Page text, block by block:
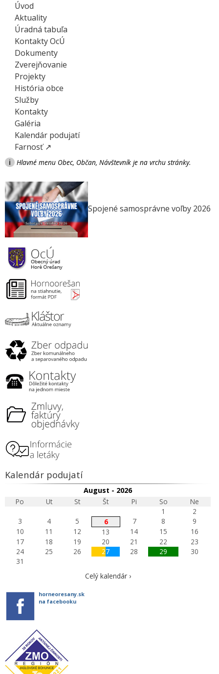
Úvod
Aktuality
Úradná tabuľa
Kontakty OcÚ
Dokumenty
Zverejňovanie
Projekty
História obce
Služby
Kontakty
Galéria
Kalendár podujatí
Farnosť ↗
i Hlavné menu Obec, Občan, Návštevník je na vrchu stránky.
Spojené samosprávne voľby 2026
Kalendár podujatí
August - 2026
Po
Ut St Št Pi So
Ne
1
2
3
4 5 6 7 8
9
10
11 12 13 14 15
16
17
18 19 20 21 22
23
24
25 26 27 28 29
30
31
Celý kalendár ›
horneoresany.sk
na facebooku